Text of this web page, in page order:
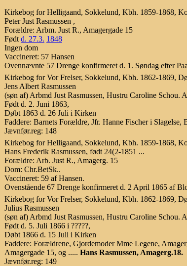
Kirkebog for Helligaand, Sokkelund, Kbh. 1859-1868,
Peter Just Rasmussen ,
Forældre: Arbm. Just R., Amagergade 15
Født d. 27.3. 1848
Ingen dom
Vaccineret: 57 Hansen
Ovennævnte 57 Drenge konfirmeret d. 1. Søndag efter
Kirkebog for Vor Frelser, Sokkelund, Kbh. 1862-1869,
Jens Albert Rasmussen
(søn af) Arbmd Just Rasmussen, Hustru Caroline Schou.
Født d. 2. Juni 1863,
Døbt 1863 d. 26 Juli i Kirken
Faddere: Barnets Forældre, Jfr. Hanne Fischer i
Jævnfør.reg: 148
Kirkebog for Helligaand, Sokkelund, Kbh. 1859-1868,
Hans Frederik Rasmussen, født 24(2-1851 ...
Forældre: Arb. Just R., Amagerg. 15
Dom: Chr.BetSk..
Vaccineret: 59 af Hansen.
Ovenstående 67 Drenge konfirmeret d. 2 April 1865 af
Kirkebog for Vor Frelser, Sokkelund, Kbh. 1862-1869,
Julius Rasmussen
(søn af) Arbmd Just Rasmussen, Hustru Caroline Schou.
Født d. 5. Juli 1866 i ?????,
Døbt 1866 d. 15 Juli i Kirken
Faddere: Forældrene, Gjordemoder Mme Legene,
Amagergade 15, og ..... Hans Rasmussen, Amagerg.18.
Jævnfør.reg: 149